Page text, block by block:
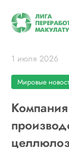
1 июля 2026
Мировые